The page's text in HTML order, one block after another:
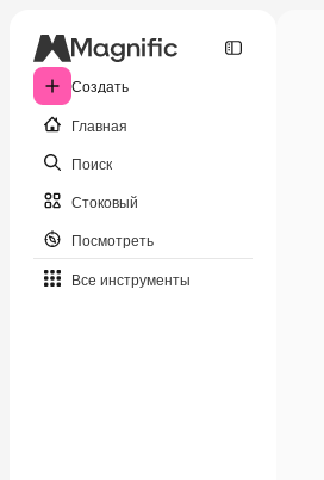
Создать
Главная
Поиск
Стоковый
Посмотреть
Все инструменты